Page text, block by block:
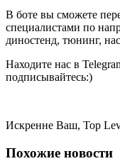
В боте вы сможете
специалистами по
диностенд, тюнинг,
Находите нас в
подписывайтесь:)
Искренне Ваш, Top
Похожие новости